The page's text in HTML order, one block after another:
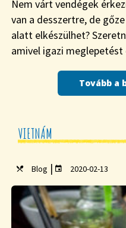
Nem várt vendégek
van a desszertre, de
alatt elkészülhet?
amivel igazi
Tovább a
VIETNÁM
Blog | 2020-02-13